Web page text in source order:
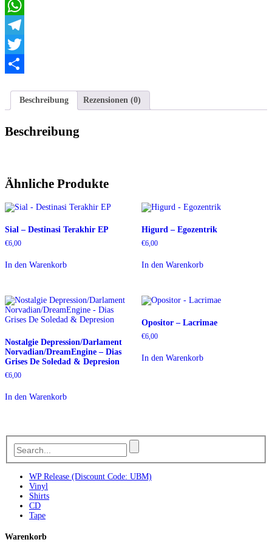
Email
WhatsApp
Telegram
Twitter
Beschreibung
Rezensionen (0)
Beschreibung
Ähnliche Produkte
Sial – Destinasi Terakhir EP
€6,00
In den Warenkorb
Higurd – Egozentrik
€6,00
In den Warenkorb
Nostalgie Depression/Darlament
Norvadian/DreamEngine – Dias
Grises De Soledad & Depresion
€6,00
In den Warenkorb
Opositor – Lacrimae
€6,00
In den Warenkorb
WP Release (Discount Code: UBM)
Vinyl
Shirts
CD
Tape
Warenkorb